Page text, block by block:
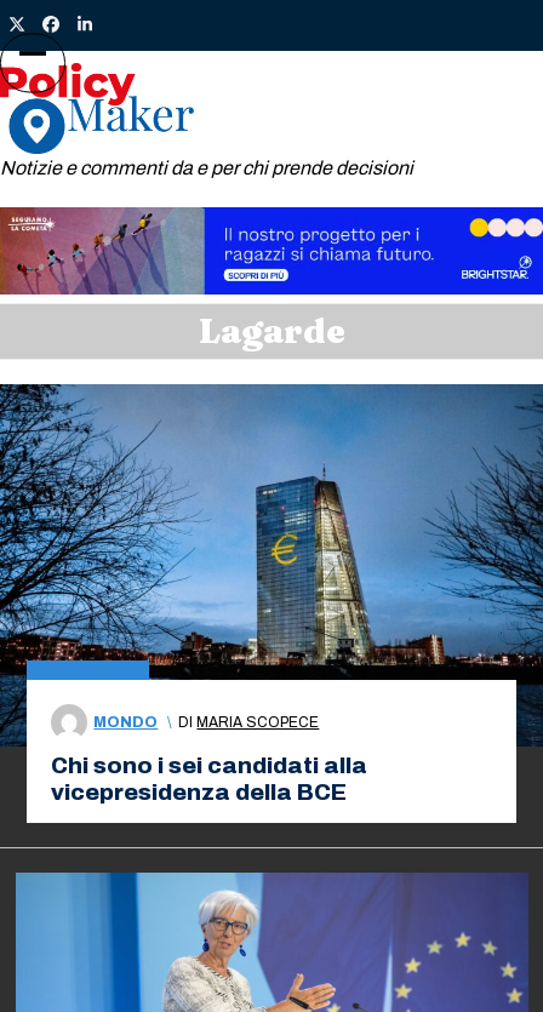
Skip
to
content
TwitterFacebook
LinkedIn
Notizie e commenti da e per chi prende decisioni
Open
mobile
menu
Close
mobile
menu
Lagarde
MONDO \ DIMARIA SCOPECE
Chi sono i sei candidati alla
vicepresidenza della BCE